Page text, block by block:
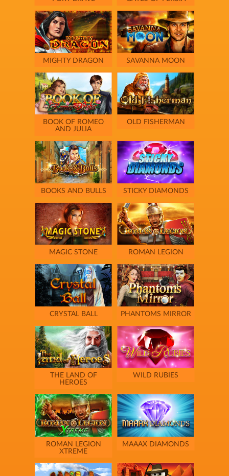
MIGHTY DRAGON SAVANNA MOON
BOOK OF ROMEO
AND JULIA
OLD FISHERMAN
BOOKS AND BULLS STICKY DIAMONDS
MAGIC STONE ROMAN LEGION
CRYSTAL BALL PHANTOMS MIRROR
THE LAND OF
HEROES
WILD RUBIES
ROMAN LEGION
XTREME
MAAAX DIAMONDS